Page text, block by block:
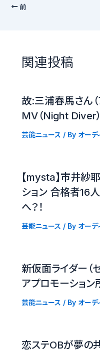
前
関連投稿
故:三浦春馬さん
MV（Night Diver
芸能ニュース / By オーデ
【mysta】市井紗
ション 合格者16
へ？！
芸能ニュース / By オーデ
新仮面ライダー（
アプロモーショ
芸能ニュース / By オーデ
恋ステOBが夢の